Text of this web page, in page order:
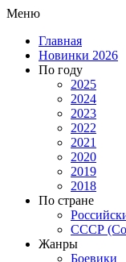
Меню
Главная
Новинки 2026
По году
2025
2024
2023
2022
2021
2020
2019
2018
По стране
СССР
Жанры
Боевики